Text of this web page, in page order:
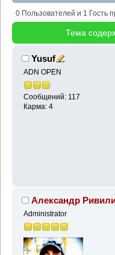
33217 раз)
0 Пользователей и 1 Гость
Тема
Yusuf
ADN OPEN
Сообщений: 117
Карма: 4
Александр
Administrator